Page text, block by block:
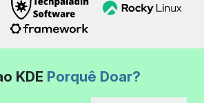
KDE Porquê Doar?